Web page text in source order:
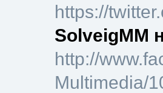
https://
SolveigMM
http://
Multimedia/